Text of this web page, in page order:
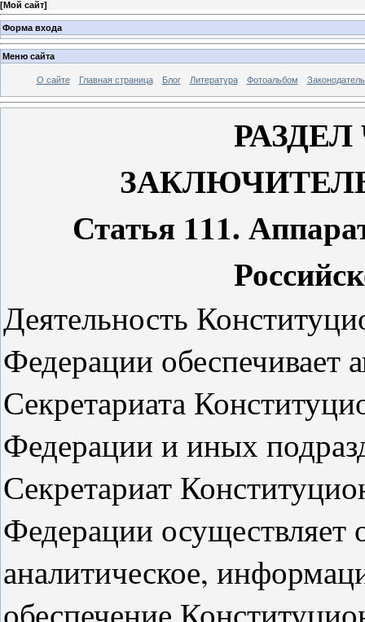
[Мой сайт]
Форма входа
Меню сайта
О сайте Главная страница Блог Литература Фотоальбом
Статья 111.
Деятельность
Федерации обеспечивает
Секретариата
Федерации и иных
Секретариат
Федерации осуществляет
аналитическое,